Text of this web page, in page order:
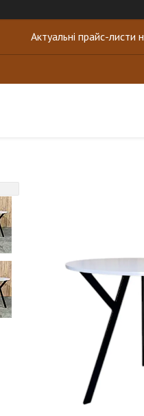
Актуальні прайс-листи